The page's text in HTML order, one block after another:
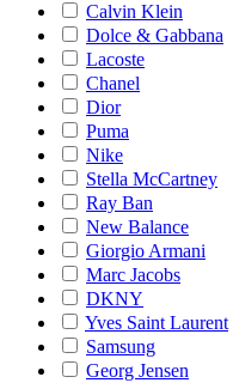
Calvin Klein
Dolce & Gabbana
Lacoste
Chanel
Dior
Puma
Nike
Stella McCartney
Ray Ban
New Balance
Giorgio Armani
Marc Jacobs
DKNY
Yves Saint Laurent
Samsung
Georg Jensen